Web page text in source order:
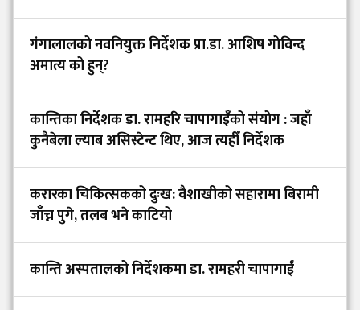
गंगालालको नवनियुक्त निर्देशक प्रा.डा. आशिष गोविन्द
अमात्य को हुन्?
कान्तिका निर्देशक डा. रामहरि चापागाइँको संयोग : जहाँ
कुनैबेला ल्याब असिस्टेन्ट थिए, आज त्यहीँ निर्देशक
करारका चिकित्सकको दुःख: वैशाखीको सहारामा बिरामी
जाँच्न पुगे, तलब भने काटियो
कान्ति अस्पतालको निर्देशकमा डा. रामहरी चापागाईं